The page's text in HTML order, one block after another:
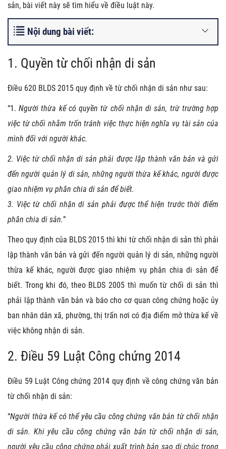
sản, bài viết này sẽ tìm hiểu về điều luật này.
Nội dung bài viết:
1. Quyền từ chối nhận di sản
Điều 620 BLDS 2015 quy định về từ chối nhận di sản như sau:
“1. Người thừa kế có quyền từ chối nhận di sản, trừ trường hợp
việc từ chối nhằm trốn tránh việc thực hiện nghĩa vụ tài sản của
mình đối với người khác.
2. Việc từ chối nhận di sản phải được lập thành văn bản và gửi
đến người quản lý di sản, những người thừa kế khác, người được
giao nhiệm vụ phân chia di sản để biết.
3. Việc từ chối nhận di sản phải được thể hiện trước thời điểm
phân chia di sản.”
Theo quy định của BLDS 2015 thì khi từ chối nhận di sản thì phải
lập thành văn bản và gửi đến người quản lý di sản, những người
thừa kế khác, người được giao nhiệm vụ phân chia di sản để
biết. Trong khi đó, theo BLDS 2005 thì muốn từ chối di sản thì
phải lập thành văn bản và báo cho cơ quan công chứng hoặc ủy
ban nhân dân xã, phường, thị trấn nơi có địa điểm mở thừa kế về
việc không nhận di sản.
2. Điều 59 Luật Công chứng 2014
Điều 59 Luật Công chứng 2014 quy định về công chứng văn bản
từ chối nhận di sản:
“Người thừa kế có thể yêu cầu công chứng văn bản từ chối nhận
di sản. Khi yêu cầu công chứng văn bản từ chối nhận di sản,
người yêu cầu công chứng phải xuất trình bản sao di chúc trong